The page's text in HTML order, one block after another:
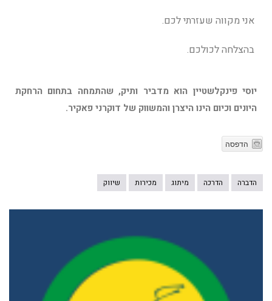
אני מקווה שעזרתי לכם.
בהצלחה לכולכם.
יוסי פינקלשטיין הוא מדביר ותיק, שהתמחה בתחום הרחקת
היונים וכיום הינו היצרן והמשווק של דוקרני פאקיר.
הדפסה
הדברה הדרכה מיתוג מכירות שיווק